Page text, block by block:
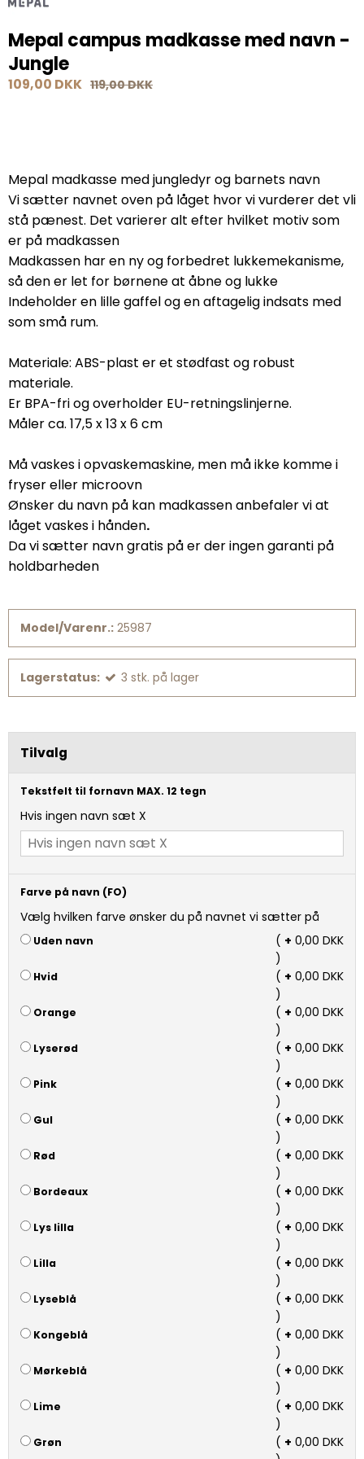
Mepal campus madkasse med navn -
Jungle
109,00 DKK 119,00 DKK
Mepal madkasse med jungledyr og barnets navn
Vi sætter navnet oven på låget hvor vi vurderer det vli
stå pænest. Det varierer alt efter hvilket motiv som
er på madkassen
Madkassen har en ny og forbedret lukkemekanisme,
så den er let for børnene at åbne og lukke
Indeholder en lille gaffel og en aftagelig indsats med
som små rum.
Materiale: ABS-plast er et stødfast og robust
materiale.
Er BPA-fri og overholder EU-retningslinjerne.
Måler ca. 17,5 x 13 x 6 cm
Må vaskes i opvaskemaskine, men må ikke komme i
fryser eller microovn
Ønsker du navn på kan madkassen anbefaler vi at
låget vaskes i hånden.
Da vi sætter navn gratis på er der ingen garanti på
holdbarheden
Model/Varenr.: 25987
Lagerstatus: 3 stk. på lager
Tilvalg
Tekstfelt til fornavn MAX. 12 tegn
Hvis ingen navn sæt X
Farve på navn (FO)
Vælg hvilken farve ønsker du på navnet vi sætter på
Uden navn ( + 0,00 DKK
)
Hvid ( + 0,00 DKK
)
Orange ( + 0,00 DKK
)
Lyserød ( + 0,00 DKK
)
Pink ( + 0,00 DKK
)
Gul ( + 0,00 DKK
)
Rød ( + 0,00 DKK
)
Bordeaux ( + 0,00 DKK
)
Lys lilla ( + 0,00 DKK
)
Lilla ( + 0,00 DKK
)
Lyseblå ( + 0,00 DKK
)
Kongeblå ( + 0,00 DKK
)
Mørkeblå ( + 0,00 DKK
)
Lime ( + 0,00 DKK
)
Grøn ( + 0,00 DKK